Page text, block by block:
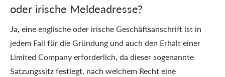
oder irische Meldeadresse?
Ja, eine englische oder irische Geschäftsanschrift ist in
jedem Fall für die Gründung und auch den Erhalt einer
Limited Company erforderlich, da dieser sogenannte
Satzungssitz festlegt, nach welchem Recht eine